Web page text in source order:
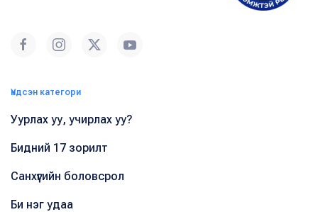
Үндсэн категори
Уурлах уу, учирлах уу?
Бидний 17 зорилт
Санхүүгийн боловсрол
Би нэг удаа